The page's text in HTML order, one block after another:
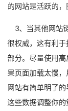
的网站是活跃的，
3、当其他网站
很权威，这有利
部分。尽量使用
果页面加载太慢
网站有简单明了
这些数据调整你